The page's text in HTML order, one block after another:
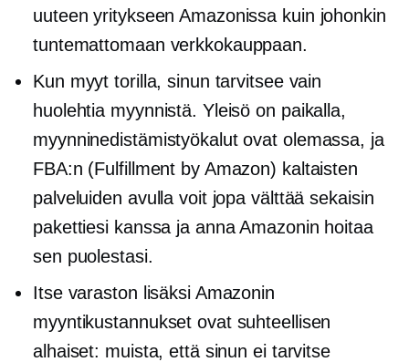
uuteen yritykseen Amazonissa kuin johonkin
tuntemattomaan verkkokauppaan.
Kun myyt torilla, sinun tarvitsee vain
huolehtia myynnistä. Yleisö on paikalla,
myynninedistämistyökalut ovat olemassa, ja
FBA:n (Fulfillment by Amazon) kaltaisten
palveluiden avulla voit jopa välttää sekaisin
pakettiesi kanssa ja anna Amazonin hoitaa
sen puolestasi.
Itse varaston lisäksi Amazonin
myyntikustannukset ovat suhteellisen
alhaiset: muista, että sinun ei tarvitse